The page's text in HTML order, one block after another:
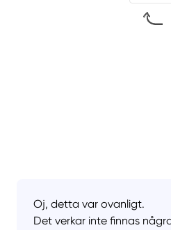
Oj, detta var ovanligt.
Det verkar inte finnas